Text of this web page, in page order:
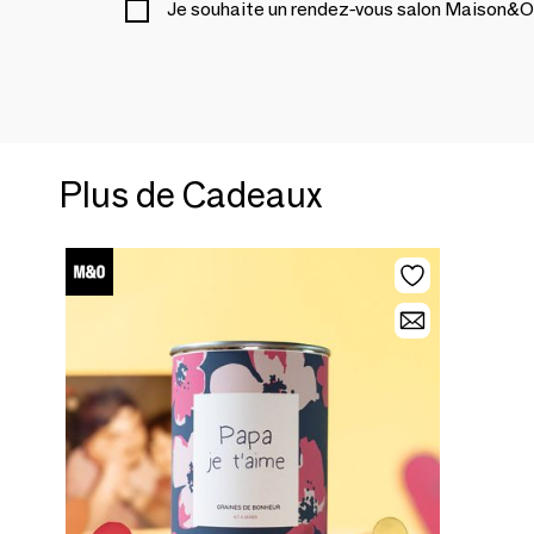
Je souhaite un rendez-vous salon
Plus de Cadeaux